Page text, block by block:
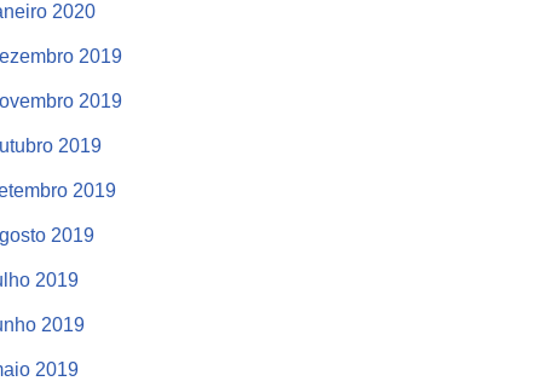
2020
2019
2019
2019
2019
2019
2019
2019
2019